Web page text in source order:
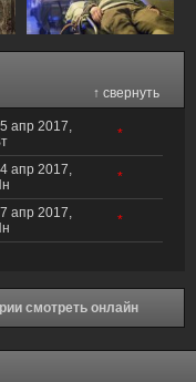
↑ свернуть
апр 2017,
*
апр 2017,
*
апр 2017,
*
смотреть онлайн